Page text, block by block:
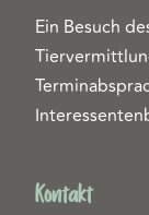
Ein Besuch
Kontakt